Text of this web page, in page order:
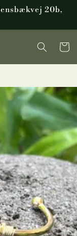
20b,